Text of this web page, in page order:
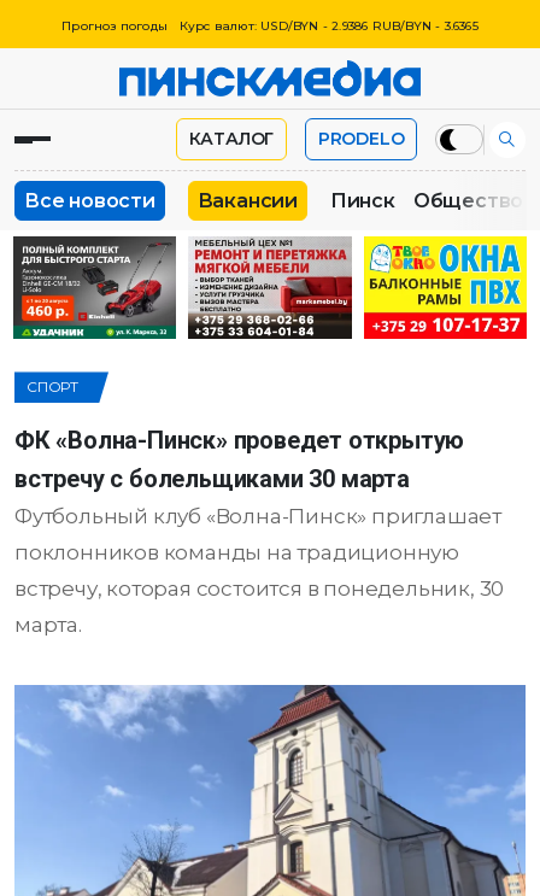
Прогноз погоды Курс валют: USD/BYN - 2.9386 RUB/BYN - 3.6365
КАТАЛОГ PRODELO
Все новости Вакансии Пинск Общество
СПОРТ
ФК «Волна-Пинск» проведет открытую
встречу с болельщиками 30 марта
Футбольный клуб «Волна-Пинск» приглашает
поклонников команды на традиционную
встречу, которая состоится в понедельник, 30
марта.